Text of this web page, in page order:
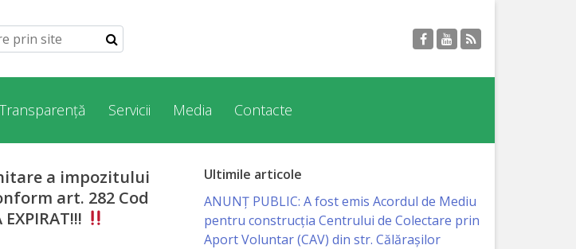
Transparență Servicii Media Contacte
a impozitului
art. 282 Cod
Ultimile articole
ANUNȚ PUBLIC: A fost emis Acordul de Mediu
pentru construcția Centrului de Colectare prin
Aport Voluntar (CAV) din str. Călărașilor